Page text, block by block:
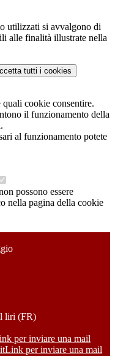
utilizzati si avvalgono di
alle finalità illustrate nella
tutti i cookies
quali cookie consentire.
il funzionamento della
al funzionamento potete
possono essere
nella pagina della cookie
liri (FR)
per inviare una mail
Link per inviare una mail